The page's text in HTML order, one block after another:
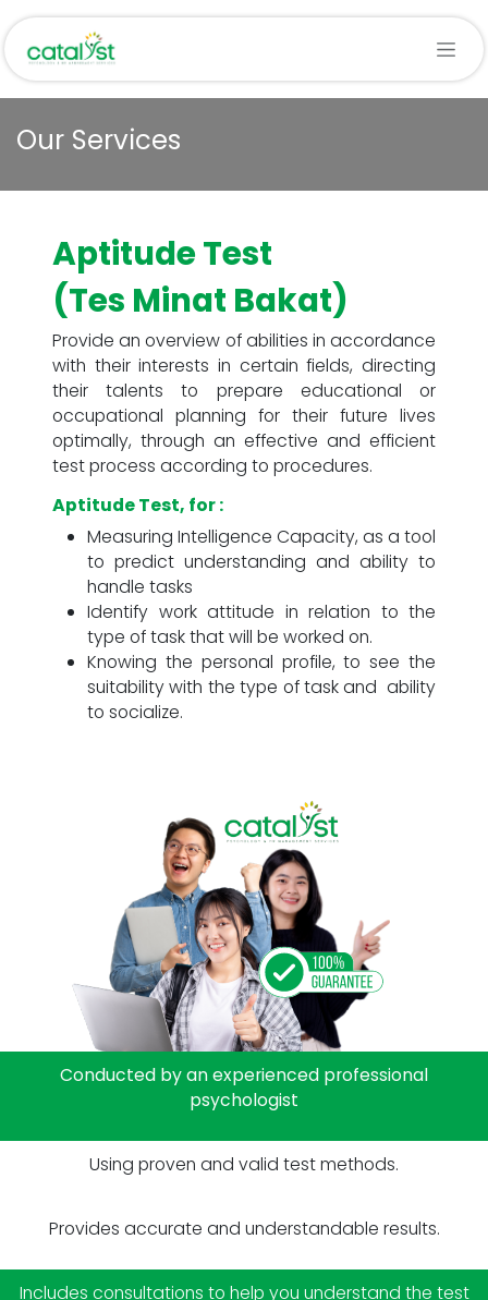
Our Services
Aptitude Test
(Tes Minat Bakat)
Provide an overview of abilities in accordance
with their interests in certain fields, directing
their talents to prepare educational or
occupational planning for their future lives
optimally, through an effective and efficient
test process according to procedures.
Aptitude Test, for :
Measuring Intelligence Capacity, as a tool
to predict understanding and ability to
handle tasks
Identify work attitude in relation to the
type of task that will be worked on.
Knowing the personal profile, to see the
suitability with the type of task and ability
to socialize.
Conducted by an experienced professional
psychologist
Using proven and valid test methods.
Provides accurate and understandable results.
Includes consultations to help you understand the test